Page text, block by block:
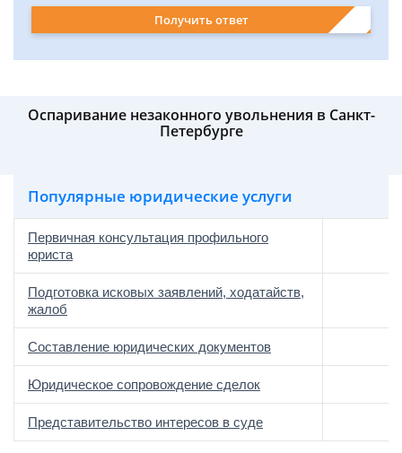
Получить ответ
Оспаривание незаконного увольнения в Санкт-
Петербурге
Популярные юридические услуги
Первичная консультация профильного
юриста
Подготовка исковых заявлений, ходатайств,
жалоб
Составление юридических документов
Юридическое сопровождение сделок
Представительство интересов в суде